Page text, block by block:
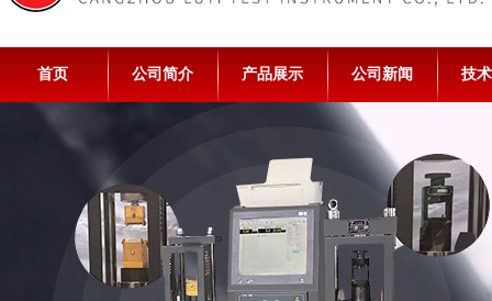
首页 公司简介 产品展示 公司新闻 技